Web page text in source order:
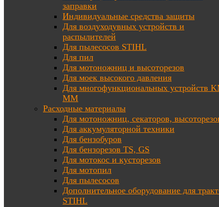
заправки
Индивидуальные средства защиты
Для воздуходувных устройств и
распылителей
Для пылесосов STIHL
Для пил
Для мотоножниц и высоторезов
Для моек высокого давления
Для многофункциональных устройств
MM
Расходные материалы
Для мотоножниц, секаторов,
Для аккумуляторной техники
Для бензобуров
Для бензорезов TS, GS
Для мотокос и кусторезов
Для мотопил
Для пылесосов
Дополнительное оборудование для
STIHL